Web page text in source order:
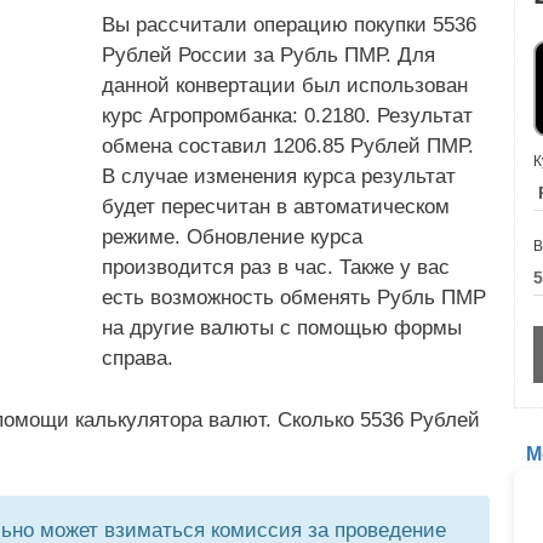
Вы рассчитали операцию покупки 5536
Рублей России за Рубль ПМР. Для
данной конвертации был использован
курс Агропромбанка: 0.2180. Результат
обмена составил 1206.85 Рублей ПМР.
В случае изменения курса результат
будет пересчитан в автоматическом
режиме. Обновление курса
производится раз в час. Также у вас
есть возможность обменять Рубль ПМР
на другие валюты с помощью формы
справа.
калькулятора валют. Сколько 5536 Рублей
может взиматься комиссия за проведение